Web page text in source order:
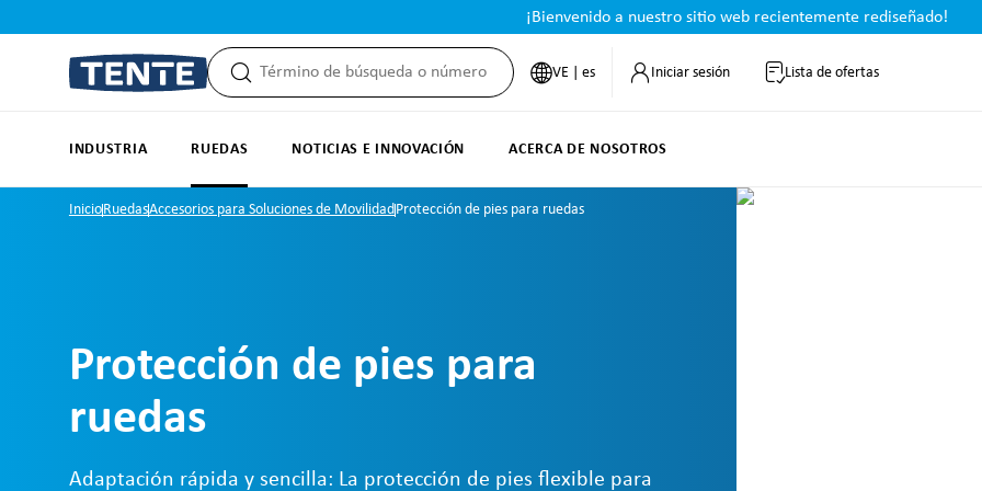
¡Bienvenido a nuestro sitio web recientemente rediseñado!
VE | es Iniciar sesión Lista de ofertas
INDUSTRIA RUEDAS NOTICIAS E INNOVACIÓN ACERCA DE NOSOTROS
InicioRuedasAccesorios para Soluciones de MovilidadProtección de pies para ruedas
Protección de pies para
ruedas
Adaptación rápida y sencilla: La protección de pies flexible para